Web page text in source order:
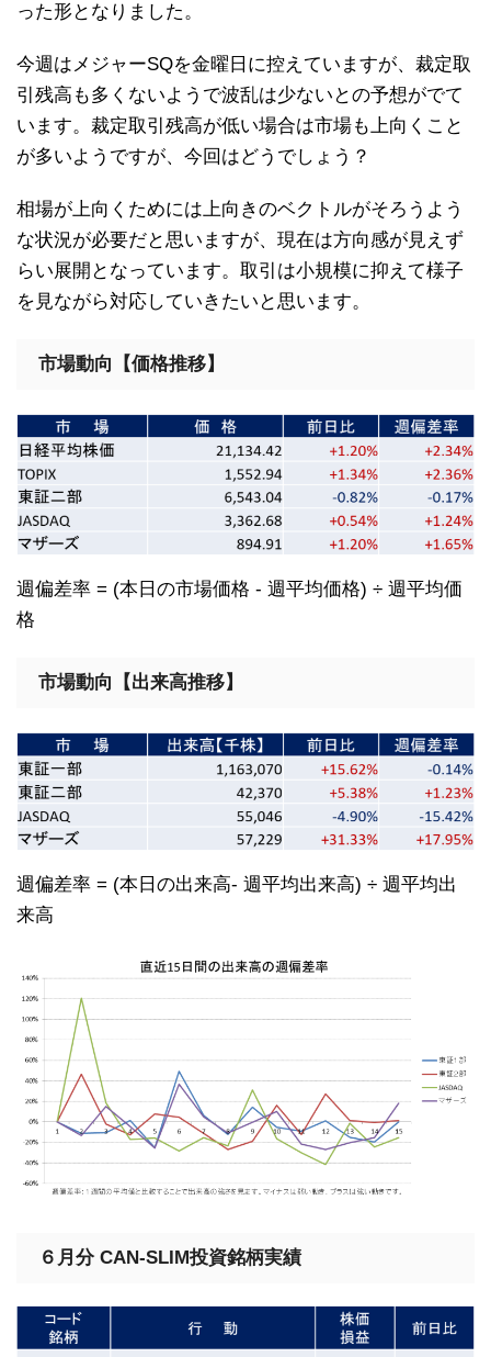
った形となりました。
今週はメジャーSQを金曜日に控えていますが、裁定取
引残高も多くないようで波乱は少ないとの予想がでて
います。裁定取引残高が低い場合は市場も上向くこと
が多いようですが、今回はどうでしょう？
相場が上向くためには上向きのベクトルがそろうよう
な状況が必要だと思いますが、現在は方向感が見えず
らい展開となっています。取引は小規模に抑えて様子
を見ながら対応していきたいと思います。
市場動向【価格推移】
週偏差率 = (本日の市場価格 - 週平均価格) ÷ 週平均価
格
市場動向【出来高推移】
週偏差率 = (本日の出来高- 週平均出来高) ÷ 週平均出
来高
６月分 CAN-SLIM投資銘柄実績